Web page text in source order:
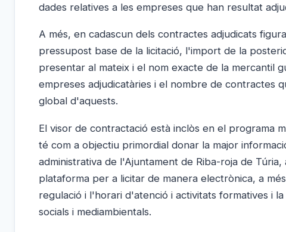
dades relatives a les empreses que han resultat
A més, en cadascun dels contractes adjudicats
pressupost base de la licitació, l'import de la
presentar al mateix i el nom exacte de la mercantil
empreses adjudicatàries i el nombre de contractes
global d'aquests.
El visor de contractació està inclòs en el programa
té com a objectiu primordial donar la major
administrativa de l'Ajuntament de Riba-roja de
plataforma per a licitar de manera electrònica, a
regulació i l'horari d'atenció i activitats formatives i
socials i mediambientals.